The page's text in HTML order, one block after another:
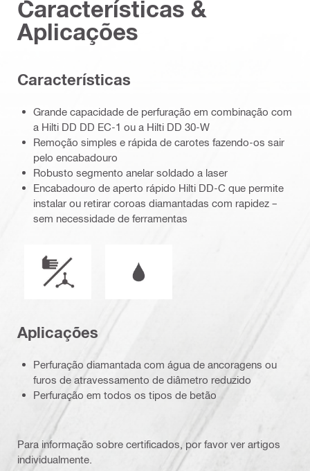
Características &
Aplicações
Características
Grande capacidade de perfuração em combinação com
a Hilti DD DD EC-1 ou a Hilti DD 30-W
Remoção simples e rápida de carotes fazendo-os sair
pelo encabadouro
Robusto segmento anelar soldado a laser
Encabadouro de aperto rápido Hilti DD-C que permite
instalar ou retirar coroas diamantadas com rapidez –
sem necessidade de ferramentas
Modo de funcionamento
Aplicações
Perfuração diamantada com água de ancoragens ou
furos de atravessamento de diâmetro reduzido
Perfuração em todos os tipos de betão
Para informação sobre certificados, por favor ver artigos
individualmente.